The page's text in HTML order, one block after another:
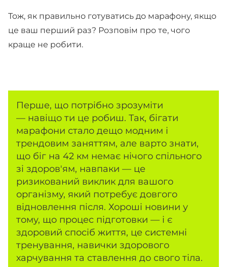
Тож, як правильно готуватись до марафону, якщо
це ваш перший раз? Розповім про те, чого
краще не робити.
Перше, що потрібно зрозуміти
— навіщо ти це робиш. Так, бігати
марафони стало дещо модним і
трендовим заняттям, але варто знати,
що біг на 42 км немає нічого спільного
зі здоров'ям, навпаки — це
ризикований виклик для вашого
організму, який потребує довгого
відновлення після. Хороші новини у
тому, що процес підготовки — і є
здоровий спосіб життя, це системні
тренування, навички здорового
харчування та ставлення до свого тіла.